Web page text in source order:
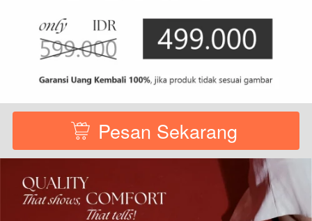
` Pesan Sekarang